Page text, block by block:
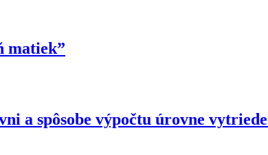
matiek”
a spôsobe výpočtu úrovne